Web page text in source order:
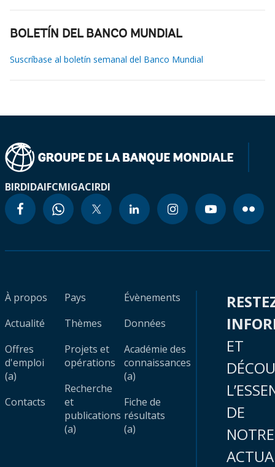
BOLETÍN DEL BANCO MUNDIAL
Suscríbase al boletín semanal del Banco Mundial
BIRDIDAIFCMIGACIRDI
À propos
Actualité
Offres
d'emploi
(a)
Contacts
Pays
Thèmes
Projets et
opérations
Recherche
et
publications
(a)
Évènements
Données
Académie des
connaissances
(a)
Fiche de
résultats
(a)
ET
DE
NOTRE